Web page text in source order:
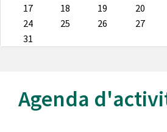
17
18 19 20
24
25 26 27
31
Agenda